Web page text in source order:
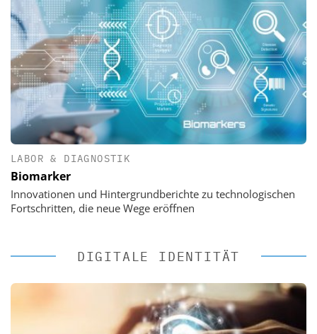
LABOR & DIAGNOSTIK
Biomarker
Innovationen und Hintergrundberichte zu technologischen
Fortschritten, die neue Wege eröffnen
DIGITALE IDENTITÄT